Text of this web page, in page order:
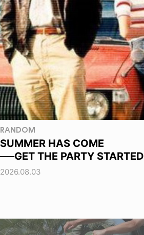
RANDOM
SUMMER HAS COME
──GET THE PARTY STARTED
2026.08.03